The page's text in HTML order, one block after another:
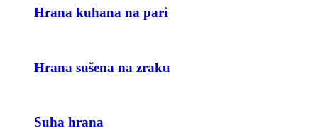
Hrana kuhana na pari
Hrana sušena na zraku
Suha hrana